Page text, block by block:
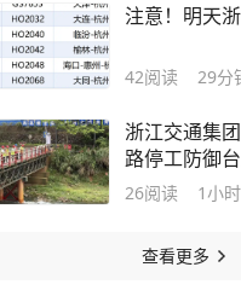
注意！明天
42阅读 29分
浙江交通集
路停工防御
26阅读 1小
查看更多